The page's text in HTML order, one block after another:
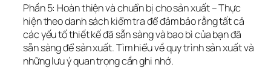
Phần 5: Hoàn thiện và chuẩn bị cho sản xuất – Thực
hiện theo danh sách kiểm tra để đảm bảo rằng tất cả
các yếu tố thiết kế đã sẵn sàng và bao bì của bạn đã
sẵn sàng để sản xuất. Tìm hiểu về quy trình sản xuất và
những lưu ý quan trọng cần ghi nhớ.